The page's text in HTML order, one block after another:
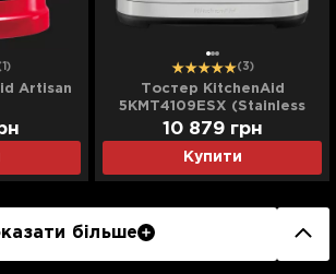
Artisan
(3)
Тостер KitchenAid
5KMT4109ESX (Stainless
Steel)
Купити
10 879 грн
більше